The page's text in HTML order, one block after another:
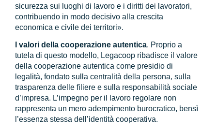
sicurezza sui luoghi di lavoro e i diritti dei lavoratori,
contribuendo in modo decisivo alla crescita
economica e civile dei territori».
I valori della cooperazione autentica. Proprio a
tutela di questo modello, Legacoop ribadisce il valore
della cooperazione autentica come presidio di
legalità, fondato sulla centralità della persona, sulla
trasparenza delle filiere e sulla responsabilità sociale
d’impresa. L’impegno per il lavoro regolare non
rappresenta un mero adempimento burocratico, bensì
l’essenza stessa dell’identità cooperativa.